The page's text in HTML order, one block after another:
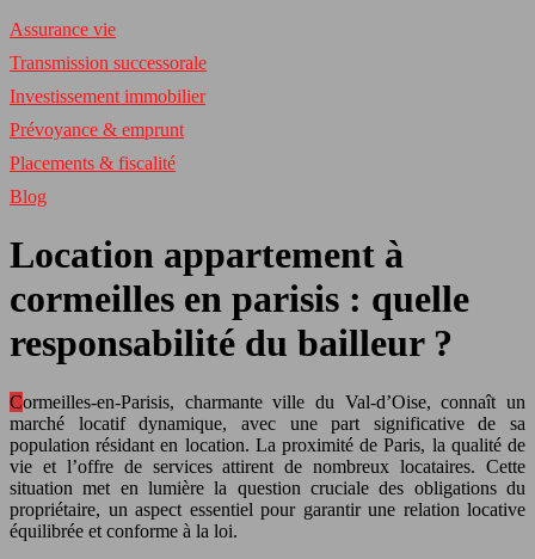
Assurance vie
Transmission successorale
Investissement immobilier
Prévoyance & emprunt
Placements & fiscalité
Blog
Location appartement à
cormeilles en parisis : quelle
responsabilité du bailleur ?
Cormeilles-en-Parisis, charmante ville du Val-d’Oise, connaît un
marché locatif dynamique, avec une part significative de sa
population résidant en location. La proximité de Paris, la qualité de
vie et l’offre de services attirent de nombreux locataires. Cette
situation met en lumière la question cruciale des obligations du
propriétaire, un aspect essentiel pour garantir une relation locative
équilibrée et conforme à la loi.